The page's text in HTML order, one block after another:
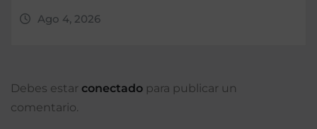
Ago 4, 2026
Debes estar conectado para publicar un
comentario.